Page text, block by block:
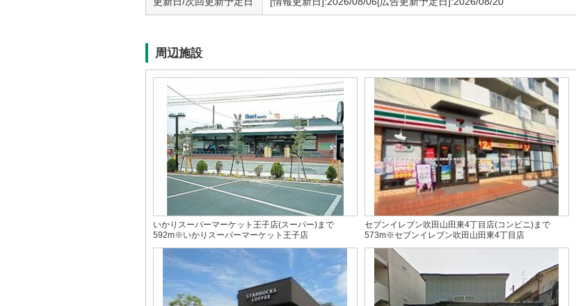
周辺施設
いかりスーパーマーケット王子店(スーパー)まで
592m※いかりスーパーマーケット王子店
セブンイレブン吹田山田東4丁目店(コンビニ)まで
573m※セブンイレブン吹田山田東4丁目店